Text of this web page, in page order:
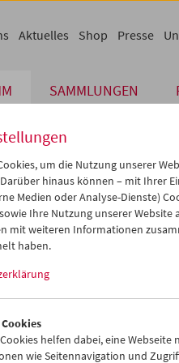
SAMMLUNGEN
Aktuelles Shop Presse
Die von
dafür könnten sein, dass Sie
um die Nutzung unserer
hinaus können – mit Ihrer
Medien oder Analyse-Dienste)
Ihre Nutzung unserer
mit weiteren Informationen
haben.
helfen dabei, eine Webseite
wie Seitennavigation und